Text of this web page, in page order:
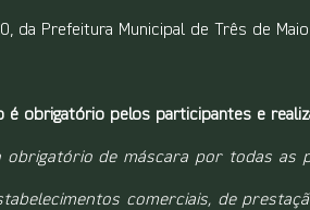
da Prefeitura Municipal de Três de Maio.
é obrigatório pelos participantes e
de máscara por todas as
comerciais, de